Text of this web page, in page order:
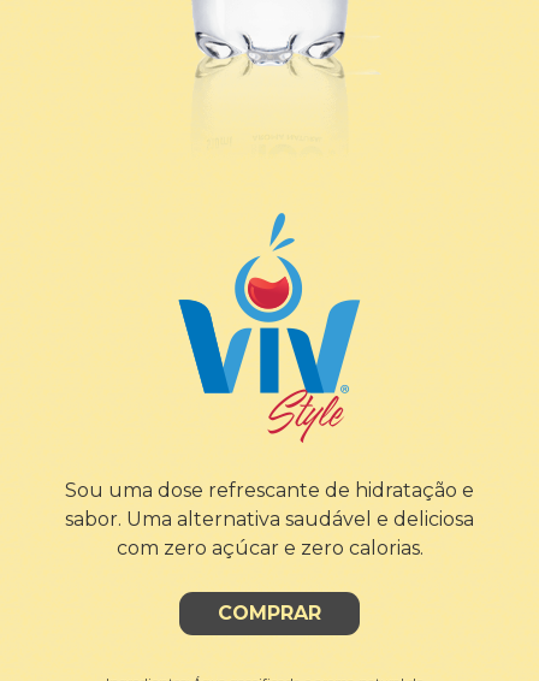
Sou uma dose refrescante de hidratação e
sabor. Uma alternativa saudável e deliciosa
com zero açúcar e zero calorias.
COMPRAR